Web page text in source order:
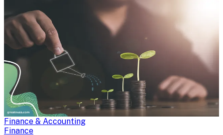
Finance & Accounting
Finance